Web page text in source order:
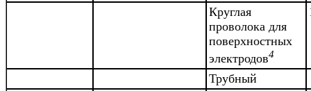
Круглая
проволока для
поверхностных
электродов4
Трубный